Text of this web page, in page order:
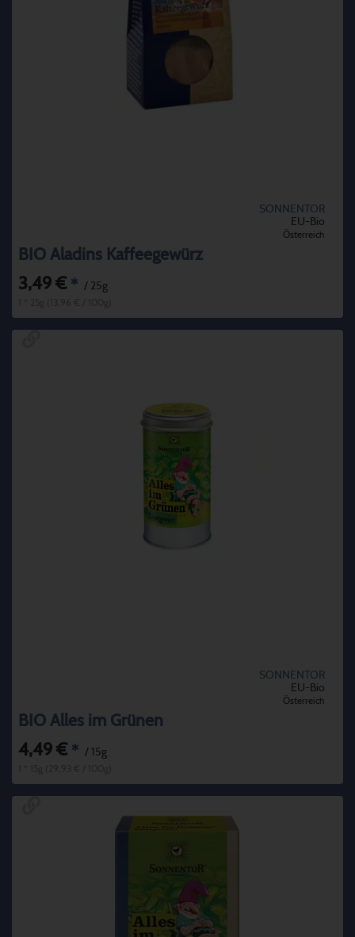
SONNENTOR
EU-Bio
Österreich
BIO Aladins Kaffeegewürz
3,49 € * / 25g
SONNENTOR
EU-Bio
Österreich
BIO Alles im Grünen
4,49 € * / 15g